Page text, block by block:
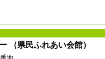
（県民ふれあい会館）